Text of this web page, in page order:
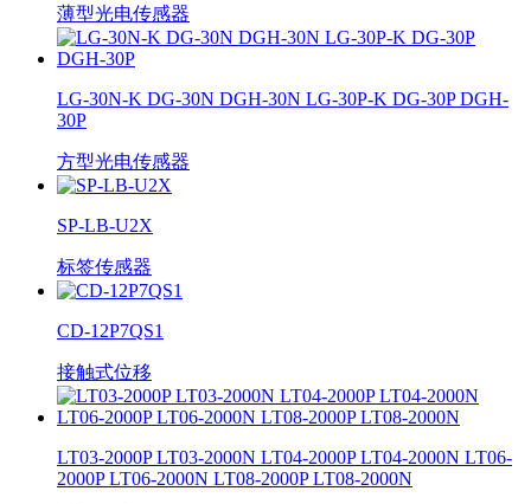
薄型光电传感器
LG-30N-K DG-30N DGH-30N LG-30P-K DG-30P DGH-
30P
方型光电传感器
SP-LB-U2X
标签传感器
CD-12P7QS1
接触式位移
LT03-2000P LT03-2000N LT04-2000P LT04-2000N LT06-
2000P LT06-2000N LT08-2000P LT08-2000N